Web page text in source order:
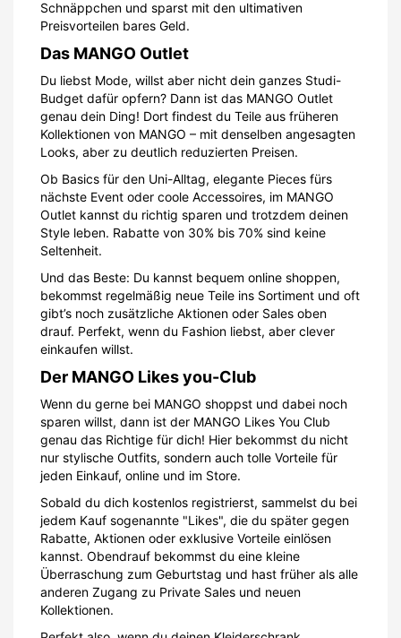
Schnäppchen und sparst mit den ultimativen
Preisvorteilen bares Geld.
Das MANGO Outlet
Du liebst Mode, willst aber nicht dein ganzes Studi-
Budget dafür opfern? Dann ist das MANGO Outlet
genau dein Ding! Dort findest du Teile aus früheren
Kollektionen von MANGO – mit denselben angesagten
Looks, aber zu deutlich reduzierten Preisen.
Ob Basics für den Uni-Alltag, elegante Pieces fürs
nächste Event oder coole Accessoires, im MANGO
Outlet kannst du richtig sparen und trotzdem deinen
Style leben. Rabatte von 30% bis 70% sind keine
Seltenheit.
Und das Beste: Du kannst bequem online shoppen,
bekommst regelmäßig neue Teile ins Sortiment und oft
gibt’s noch zusätzliche Aktionen oder Sales oben
drauf. Perfekt, wenn du Fashion liebst, aber clever
einkaufen willst.
Der MANGO Likes you-Club
Wenn du gerne bei MANGO shoppst und dabei noch
sparen willst, dann ist der MANGO Likes You Club
genau das Richtige für dich! Hier bekommst du nicht
nur stylische Outfits, sondern auch tolle Vorteile für
jeden Einkauf, online und im Store.
Sobald du dich kostenlos registrierst, sammelst du bei
jedem Kauf sogenannte "Likes", die du später gegen
Rabatte, Aktionen oder exklusive Vorteile einlösen
kannst. Obendrauf bekommst du eine kleine
Überraschung zum Geburtstag und hast früher als alle
anderen Zugang zu Private Sales und neuen
Kollektionen.